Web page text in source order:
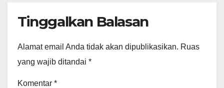
Tinggalkan Balasan
Alamat email Anda tidak akan dipublikasikan. Ruas
yang wajib ditandai *
Komentar *